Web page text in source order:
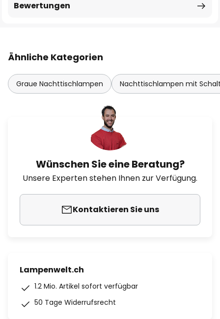
Bewertungen
Ähnliche Kategorien
Graue Nachttischlampen Nachttischlampen mit
Wünschen Sie eine Beratung?
Unsere Experten stehen Ihnen zur Verfügung.
Kontaktieren Sie uns
Lampenwelt.ch
1.2 Mio. Artikel sofort verfügbar
50 Tage Widerrufsrecht